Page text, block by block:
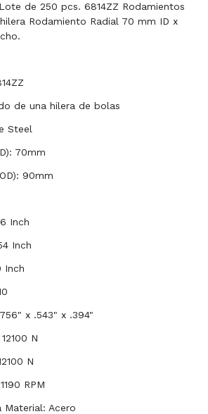
de 250 pcs. 6814ZZ Rodamientos
Rodamiento Radial 70 mm ID x
de una hilera de bolas
Steel
70mm
90mm
Inch
Inch
Inch
x .543" x .394"
N
N
RPM
Material: Acero